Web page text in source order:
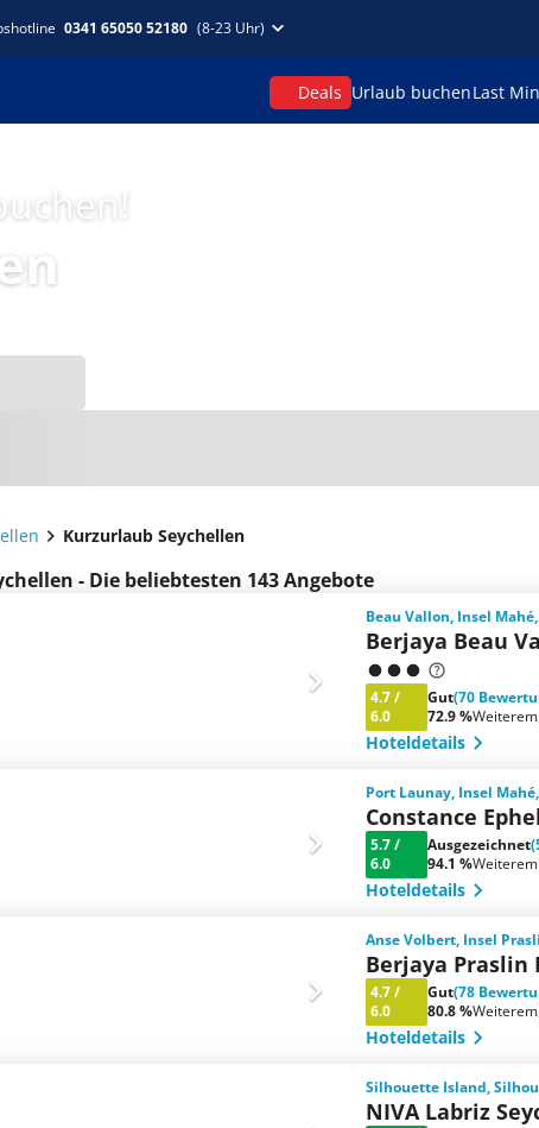
0341 65050 52180 (8-23 Uhr)
Deals Urlaub buchenLast
Kurzurlaub Seychellen
- Die beliebtesten 143 Angebote
Beau Vallon, Insel
Berjaya Beau
4.7/
6.0
Gut(70
72.9 %
Hoteldetails
Port Launay, Insel
Constance
5.7/
6.0
Ausgezeichnet
94.1 %
Hoteldetails
Anse Volbert, Insel
Berjaya Praslin
4.7/
6.0
Gut(78
80.8 %
Hoteldetails
Silhouette Island,
NIVA Labriz